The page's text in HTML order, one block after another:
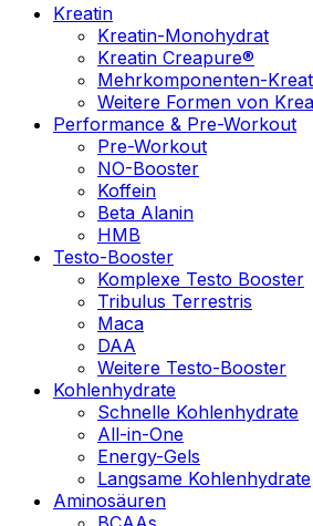
Kreatin
Kreatin-Monohydrat
Kreatin Creapure®
Mehrkomponenten-
Weitere Formen von
Performance & Pre-Workout
Pre-Workout
NO-Booster
Koffein
Beta Alanin
HMB
Testo-Booster
Komplexe Testo Booster
Tribulus Terrestris
Maca
DAA
Weitere Testo-Booster
Kohlenhydrate
Schnelle Kohlenhydrate
All-in-One
Energy-Gels
Langsame Kohlenhydrate
Aminosäuren